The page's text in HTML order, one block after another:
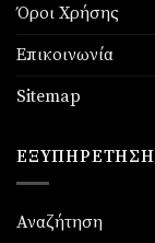
Όροι Χρήσης
Επικοινωνία
Sitemap
ΕΞΥΠΗΡΈΤΗΣΗ
Αναζήτηση